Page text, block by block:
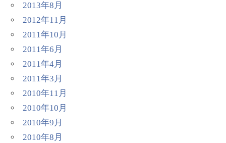
2013年8月
2012年11月
2011年10月
2011年6月
2011年4月
2011年3月
2010年11月
2010年10月
2010年9月
2010年8月